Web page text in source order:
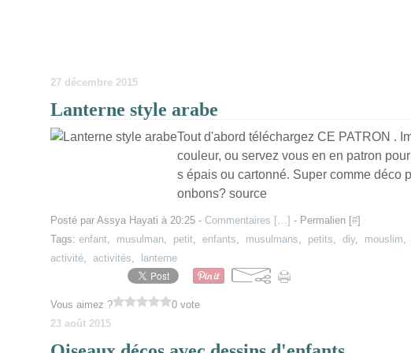
27 décembre 2015
Lanterne style arabe
Tout d'abord téléchargez CE PATRON .
couleur, ou servez vous en en patron
s épais ou cartonné. Super comme déco
onbons? source
Posté par Assya Hayati à 20:25 - Commentaires […] - Permalien [#]
Tags: enfant, musulman, petit, enfants, musulmans, petits, diy, mouslim,
activité, activités, lanterne
Vous aimez ?
0 vote
23 août 2015